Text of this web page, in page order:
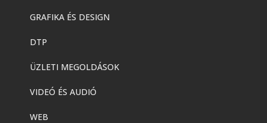
GRAFIKA ÉS DESIGN
DTP
ÜZLETI MEGOLDÁSOK
VIDEÓ ÉS AUDIÓ
WEB